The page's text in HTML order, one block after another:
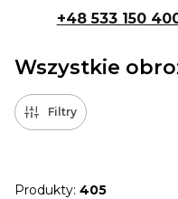
+48 533 150
Wszystkie
Filtry
Produkty: 405